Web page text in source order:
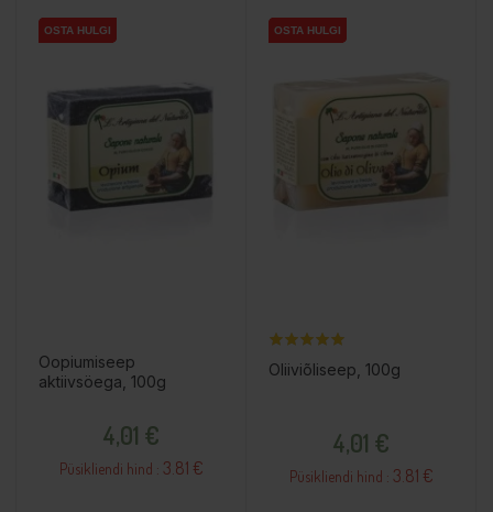
OSTA HULGI
OSTA HULGI
OSTA HULGI
Oopiumiseep
aktiivsöega, 100g
4,01 €
Püsikliendi hind : 3.81 €
OSTA HULGI
OSTA HULGI
OSTA HULGI
Oliiviõliseep, 100g
4,01 €
Püsikliendi hind : 3.81 €